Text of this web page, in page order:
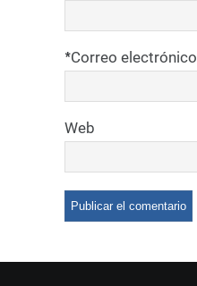
Correo electrónico
*
Web